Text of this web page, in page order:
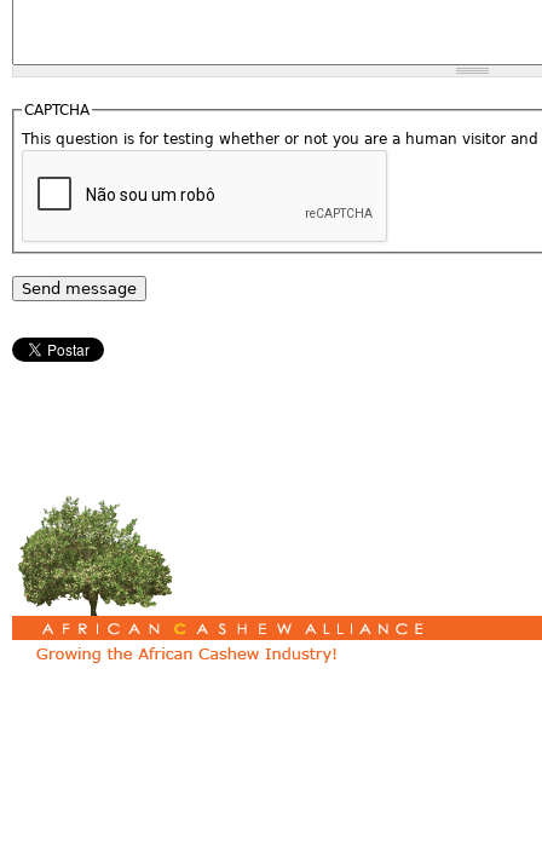
CAPTCHA
This question is for testing whether or not you are a human visitor